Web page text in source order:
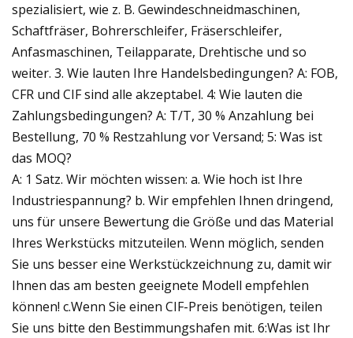
spezialisiert, wie z. B. Gewindeschneidmaschinen,
Schaftfräser, Bohrerschleifer, Fräserschleifer,
Anfasmaschinen, Teilapparate, Drehtische und so
weiter. 3. Wie lauten Ihre Handelsbedingungen? A: FOB,
CFR und CIF sind alle akzeptabel. 4: Wie lauten die
Zahlungsbedingungen? A: T/T, 30 % Anzahlung bei
Bestellung, 70 % Restzahlung vor Versand; 5: Was ist
das MOQ?
A: 1 Satz. Wir möchten wissen: a. Wie hoch ist Ihre
Industriespannung? b. Wir empfehlen Ihnen dringend,
uns für unsere Bewertung die Größe und das Material
Ihres Werkstücks mitzuteilen. Wenn möglich, senden
Sie uns besser eine Werkstückzeichnung zu, damit wir
Ihnen das am besten geeignete Modell empfehlen
können! c.Wenn Sie einen CIF-Preis benötigen, teilen
Sie uns bitte den Bestimmungshafen mit. 6:Was ist Ihr